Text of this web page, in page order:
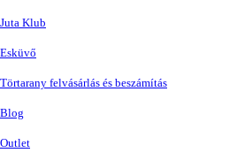
Juta Klub
Esküvő
Törtarany felvásárlás és beszámítás
Blog
Outlet